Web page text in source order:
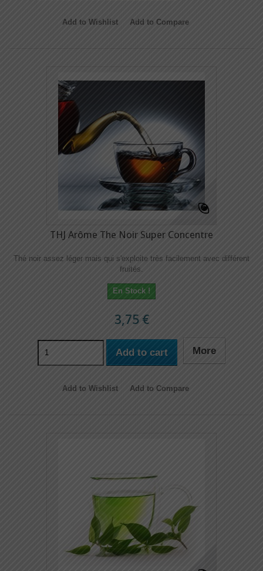
Add to Wishlist Add to Compare
THJ Arôme The Noir Super Concentre
Thé noir assez léger mais qui s'exploite très facilement avec différent
fruités.
En Stock !
3,75 €
Add to cart More
Add to Wishlist Add to Compare